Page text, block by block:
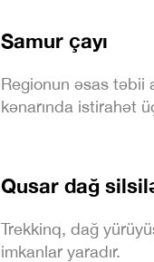
Samur çayı
Regionun əsas təbii
kənarında istirahət
Qusar dağ
Trekkinq, dağ
imkanlar yaradır.